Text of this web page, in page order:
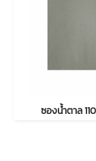
ซองน้ำตาล